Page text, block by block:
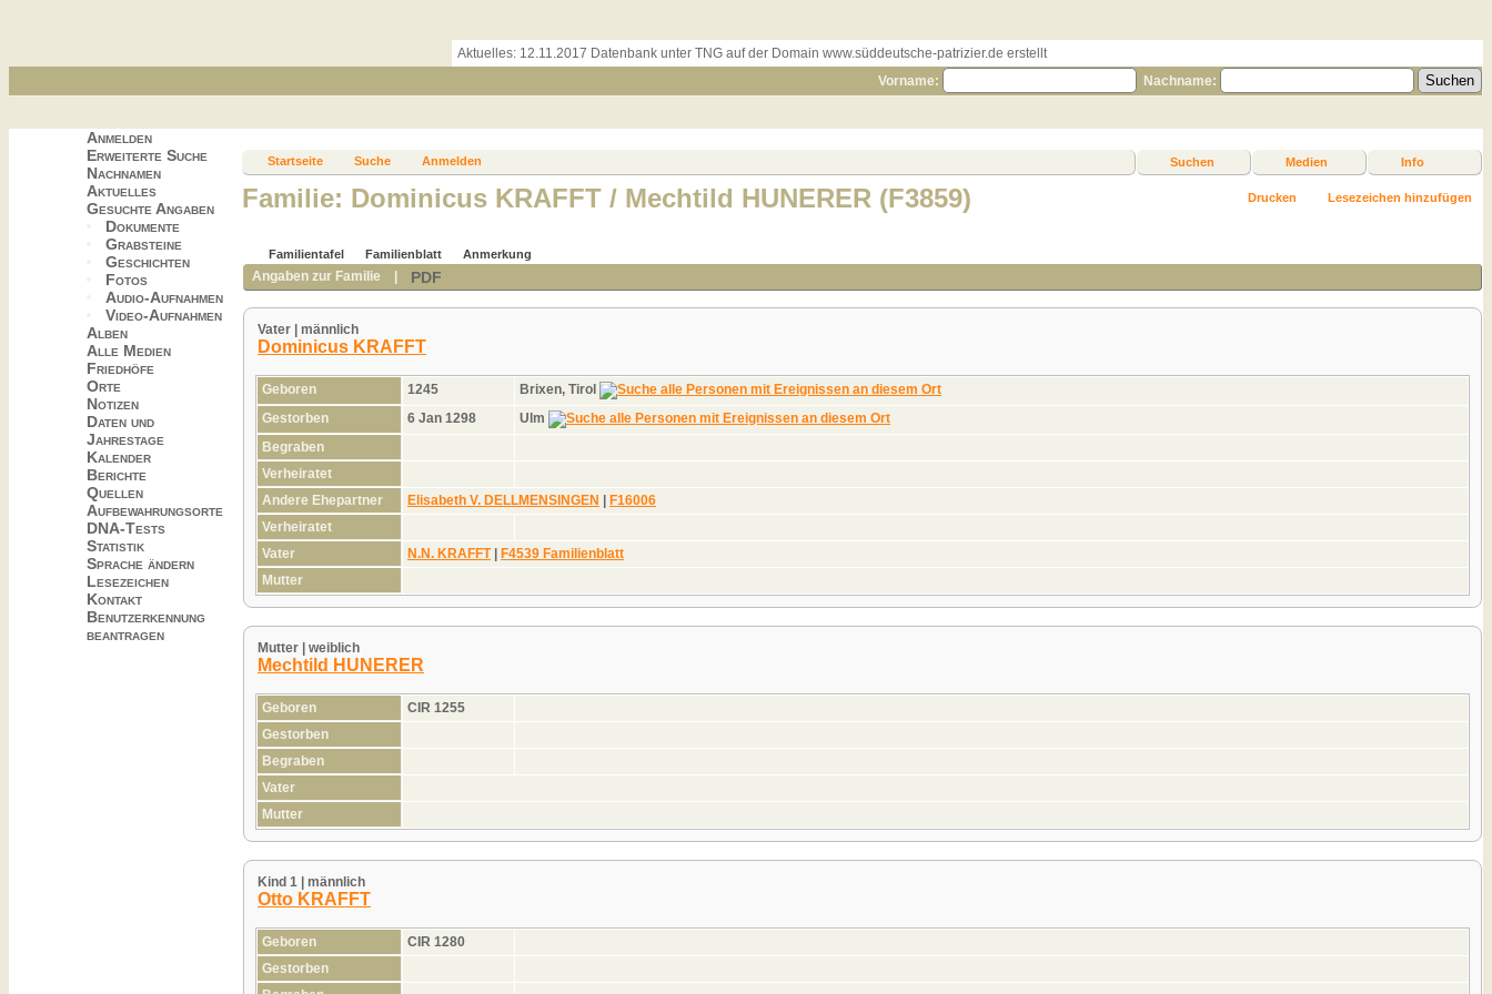
Aktuelles: 12.11.2017 Datenbank unter TNG auf der Domain www.süddeutsche-patrizier.de erstellt
Vorname:
Nachname:
Anmelden
Erweiterte Suche
Nachnamen
Aktuelles
Gesuchte Angaben
Dokumente
Grabsteine
Geschichten
Fotos
Audio-Aufnahmen
Video-Aufnahmen
Alben
Alle Medien
Friedhöfe
Orte
Notizen
Daten und
Jahrestage
Kalender
Berichte
Quellen
Aufbewahrungsorte
DNA-Tests
Statistik
Sprache ändern
Lesezeichen
Kontakt
Benutzerkennung
beantragen
Startseite Suche Anmelden Suchen Medien Info
Drucken Lesezeichen hinzufügen
Familie: Dominicus KRAFFT / Mechtild HUNERER (F3859)
Familientafel Familienblatt Anmerkung
Angaben zur Familie | PDF
Vater | männlich
Dominicus KRAFFT
Geboren 1245
Brixen, Tirol
Gestorben
6 Jan 1298
Ulm
Begraben
Verheiratet
Andere Ehepartner
Elisabeth V. DELLMENSINGEN
F16006
Verheiratet
Vater
N.N. KRAFFT|
F4539 Familienblatt
Mutter
Mutter | weiblich
Mechtild HUNERER
Geboren
CIR 1255
Gestorben
Begraben
Vater
Mutter
Kind 1 | männlich
Otto KRAFFT
Geboren
CIR 1280
Gestorben